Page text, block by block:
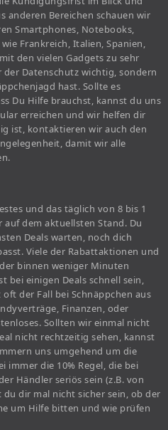
anderen Bereichen schauen wir
Smartphones, Notebooks,
Frankreich, Italien, Spanien,
den vielen Gadgets zu sehr
Datenschutz wichtig, sondern
hast. Sollte es
Du Hilfe brauchst, kannst du uns
erreichen und wir helfen dir
ist, kontaktieren wir auch den
damit wir alle
und das täglich von 8 bis 1
dem aktuellsten Stand. Du
Deals warten, noch dich
Viele der Rabattaktionen und
binnen weniger Minuten
bei einigen Deals schnell sein,
der Fall bei Schnäppchen aus
Finanzen, oder
Sollten wir einmal nicht
nicht rechtzeitig sehen, kannst
uns umgehend um die
immer die 10% Regel, die bei
Händler seriös sein (z.B. von
dir mal nicht sicher sein, ob der
um Hilfe bitten und wie prüfen